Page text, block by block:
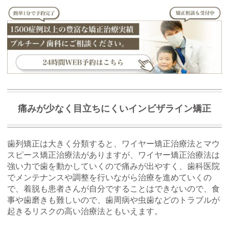
痛みが少なく目立ちにくいインビザライン矯正
歯列矯正は大きく分類すると、ワイヤー矯正治療法とマウ
スピース矯正治療法がありますが、ワイヤー矯正治療法は
強い力で歯を動かしていくので痛みが出やすく、歯科医院
でメンテナンスや調整を行いながら治療を進めていくの
で、着脱も患者さんが自分ですることはできないので、食
事や歯磨きも難しいので、歯周病や虫歯などのトラブルが
起きるリスクの高い治療法ともいえます。